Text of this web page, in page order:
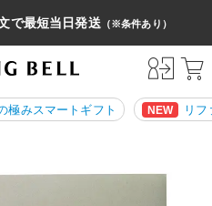
で最短当日発送（※条件あり）
極みスマートギフト NEW リ